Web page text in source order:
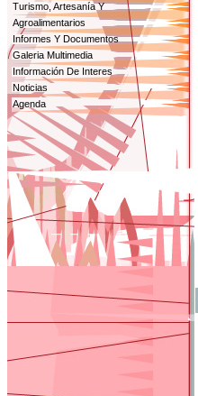
Turismo, Artesanía Y
Agroalimentarios
Informes Y Documentos
Galeria Multimedia
Información De Interes
Noticias
Agenda